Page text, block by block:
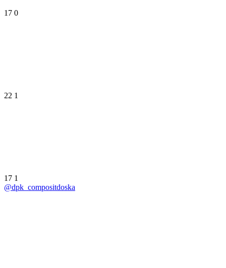
17 0
22 1
17 1
@dpk_compositdoska